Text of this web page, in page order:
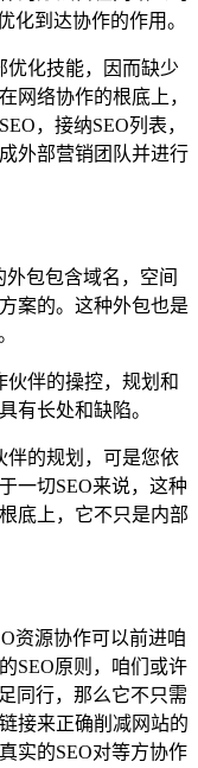
化到达协作的作用。
优化技能，因而缺少
网络协作的根底上，
，接纳SEO列表，
外部营销团队并进行
外包包含域名，空间
案的。这种外包也是
伙伴的操控，规划和
有长处和缺陷。
伴的规划，可是您依
一切SEO来说，这种
底上，它不只是内部
资源协作可以前进咱
SEO原则，咱们或许
同行，那么它不只需
接来正确削减网站的
实的SEO对等方协作